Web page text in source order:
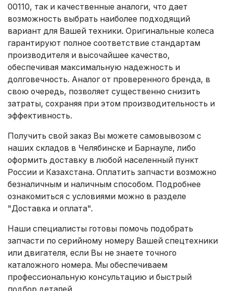
00110, так и качественные аналоги, что дает
возможность выбрать наиболее подходящий
вариант для Вашей техники. Оригинальные колеса
гарантируют полное соответствие стандартам
производителя и высочайшее качество,
обеспечивая максимальную надежность и
долговечность. Аналог от проверенного бренда, в
свою очередь, позволяет существенно снизить
затраты, сохраняя при этом производительность и
эффективность.
Получить свой заказ Вы можете самовывозом с
наших складов в Челябинске и Барнауле, либо
оформить доставку в любой населенный пункт
России и Казахстана. Оплатить запчасти возможно
безналичным и наличным способом. Подробнее
ознакомиться с условиями можно в разделе
"Доставка и оплата".
Наши специалисты готовы помочь подобрать
запчасти по серийному номеру Вашей спецтехники
или двигателя, если Вы не знаете точного
каталожного номера. Мы обеспечиваем
профессиональную консультацию и быстрый
подбор деталей.